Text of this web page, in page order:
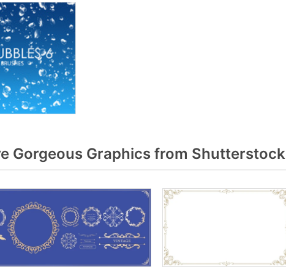
Gorgeous Graphics from Shutterstock